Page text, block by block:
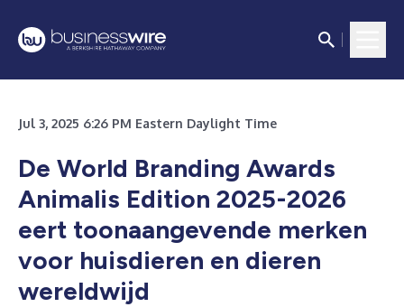
Jul 3, 2025 6:26 PM Eastern Daylight Time
De World Branding Awards
Animalis Edition 2025-2026
eert toonaangevende merken
voor huisdieren en dieren
wereldwijd